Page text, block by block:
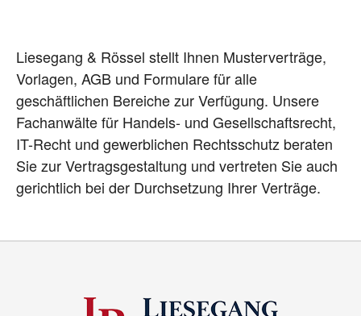
Liesegang & Rössel stellt Ihnen Musterverträge,
Vorlagen, AGB und Formulare für alle
geschäftlichen Bereiche zur Verfügung. Unsere
Fachanwälte für Handels- und Gesellschaftsrecht,
IT-Recht und gewerblichen Rechtsschutz beraten
Sie zur Vertragsgestaltung und vertreten Sie auch
gerichtlich bei der Durchsetzung Ihrer Verträge.